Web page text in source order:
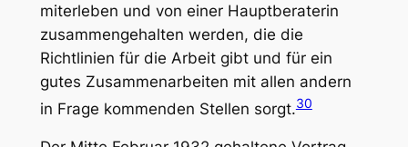
miterleben und von einer Hauptberaterin
zusammengehalten werden, die die
Richtlinien für die Arbeit gibt und für ein
gutes Zusammenarbeiten mit allen andern
in Frage kommenden Stellen sorgt.30